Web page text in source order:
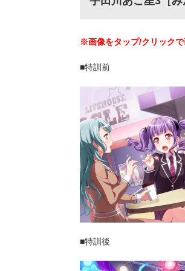
※画像をタップ/クリック
■特訓前
■特訓後